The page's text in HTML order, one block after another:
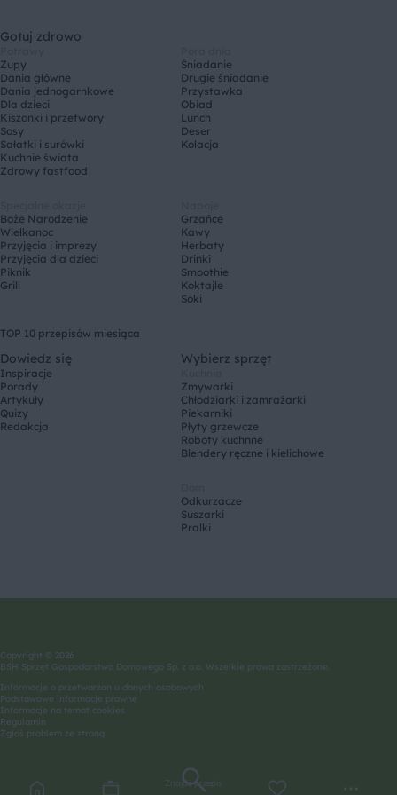
Znajdź przepis
Gotuj zdrowo
Zupy
Dania główne
Dania jednogarnkowe
Dla dzieci
Kiszonki i przetwory
Sosy
Sałatki i surówki
Kuchnie świata
Zdrowy fastfood
Śniadanie
Drugie śniadanie
Przystawka
Obiad
Lunch
Deser
Kolacja
Boże Narodzenie
Wielkanoc
Przyjęcia i imprezy
Przyjęcia dla dzieci
Piknik
Grill
Grzańce
Kawy
Herbaty
Drinki
Smoothie
Koktajle
Soki
TOP 10 przepisów miesiąca
Dowiedz się
Inspiracje
Porady
Artykuły
Quizy
Redakcja
Wybierz sprzęt
Zmywarki
Chłodziarki i zamrażarki
Piekarniki
Płyty grzewcze
Roboty kuchnne
Blendery ręczne i kielichowe
Odkurzacze
Suszarki
Pralki
Copyright © 2026
BSH Sprzęt Gospodarstwa Domowego Sp. z o.o. Wszelkie prawa zastrzeżone.
Informacje o przetwarzaniu danych osobowych
Podstawowe informacje prawne
Informacje na temat cookies
Regulamin
Zgłoś problem ze stroną